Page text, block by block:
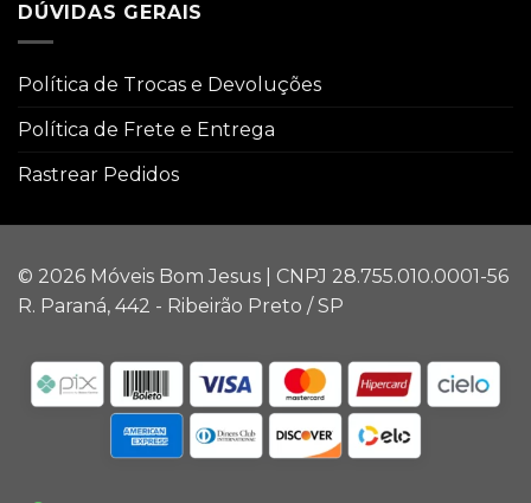
DÚVIDAS GERAIS
Política de Trocas e Devoluções
Política de Frete e Entrega
Rastrear Pedidos
© 2026 Móveis Bom Jesus | CNPJ 28.755.010.0001-56
R. Paraná, 442 - Ribeirão Preto / SP